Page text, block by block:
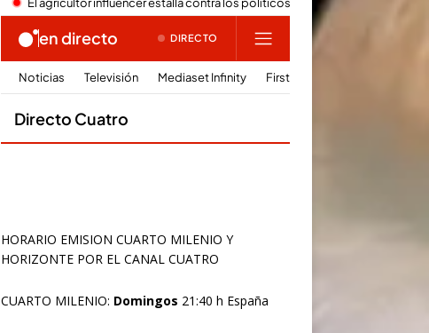
HORARIO EMISION CUARTO MILENIO Y
HORIZONTE POR EL CANAL CUATRO
CUARTO MILENIO: Domingos 21:40 h España